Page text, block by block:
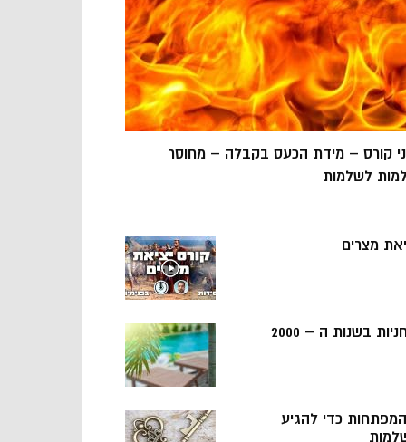
קורס – מידת הכעס בקבלה – מחוסר
לשלמות
מצרים
בשנות ה – 2000
5 המפתחות כדי להגיע